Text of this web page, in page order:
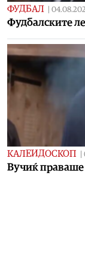
ФУДБАЛ
Фудбалските
КАЛЕИДОСКОП
Вучиќ праваше